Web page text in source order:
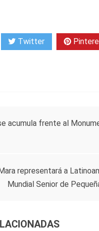
Twitter
acumula frente al
representará a
Mundial Senior de